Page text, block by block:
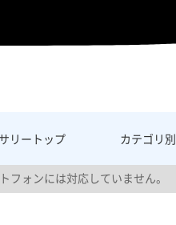
リー トップ カテゴリ別
フォンには対応していません。